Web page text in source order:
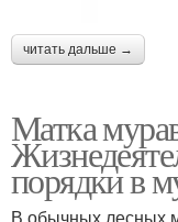
читать дальше →
Матка
порядки в